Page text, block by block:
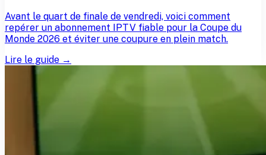
Avant le quart de finale de vendredi, voici comment
repérer un abonnement IPTV fiable pour la Coupe du
Monde 2026 et éviter une coupure en plein match.
Lire le guide →